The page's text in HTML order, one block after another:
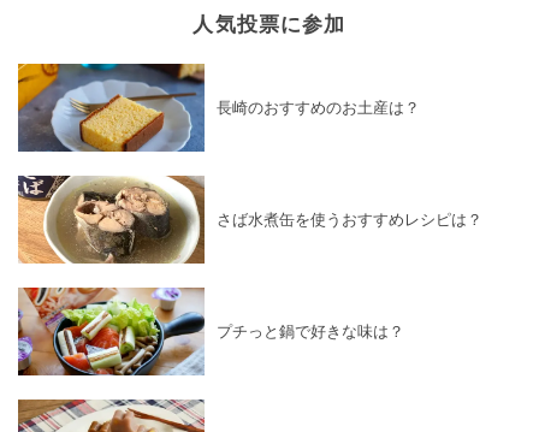
人気投票に参加
長崎のおすすめのお土産は？
さば水煮缶を使うおすすめレシピは？
プチっと鍋で好きな味は？